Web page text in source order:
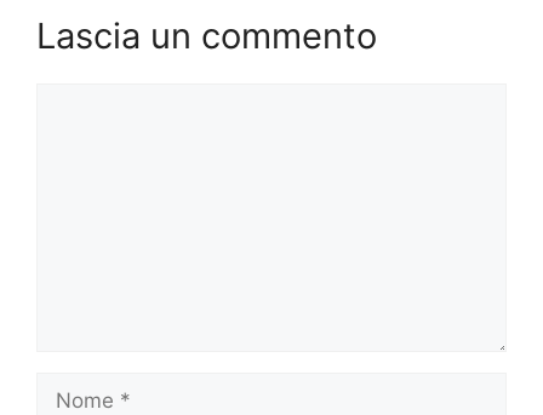
Lascia un commento